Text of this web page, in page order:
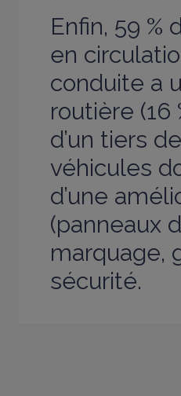
Enfin, 59 %
en
conduite a
routière (16
d’un tiers
véhicules
d’une
(panneaux
marquage,
sécurité.